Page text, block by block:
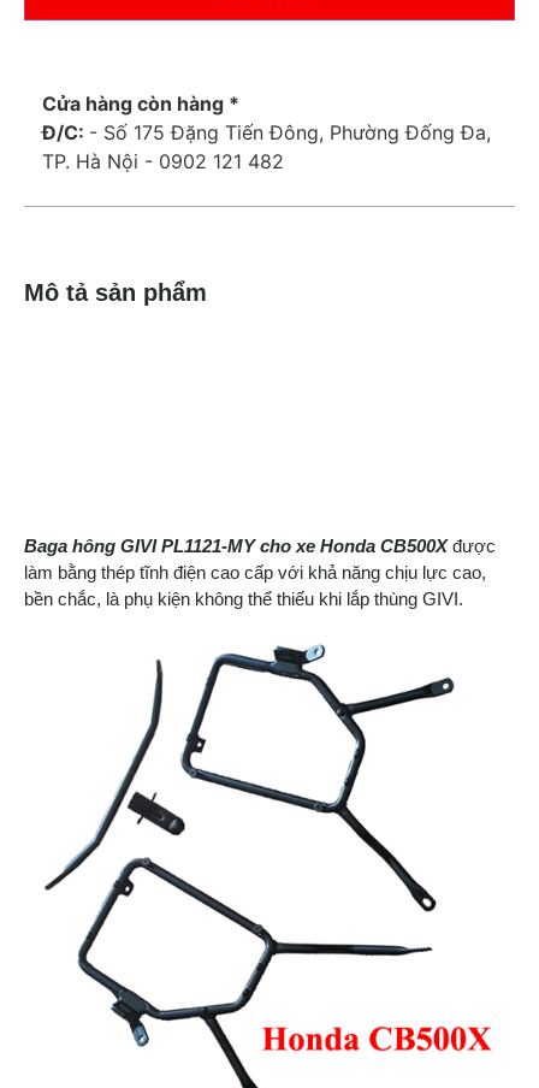
Cửa hàng còn hàng *
Đ/C: - Số 175 Đặng Tiến Đông, Phường Đống Đa,
TP. Hà Nội - 0902 121 482
Mô tả sản phẩm
Baga hông GIVI PL1121-MY cho xe Honda CB500Xđược
làm bằng thép tĩnh điện cao cấp với khả năng chịu lực cao,
bền chắc, là phụ kiện không thể thiếu khi lắp thùng GIVI.